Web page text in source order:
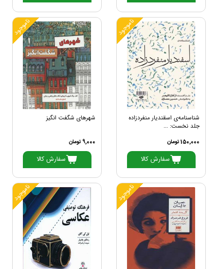
ناموجود
شناسنامه‌ی اسقندیار منفردزاده
جلد نخست: ...
150,000 تومان
سفارش کالا
ناموجود
شهرهای شگفت انگیز
9,000 تومان
سفارش کالا
ناموجود ناموجود